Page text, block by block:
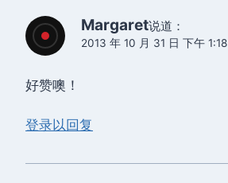
Margaret说道：
2013 年 10 月 31 日 下午 1:18
好赞噢！
登录以回复